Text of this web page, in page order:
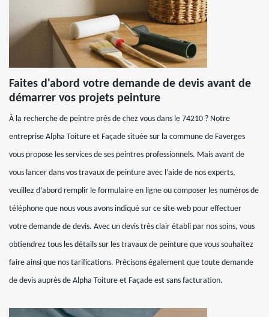
Faites d'abord votre demande de devis avant de
démarrer vos projets peinture
À la recherche de peintre près de chez vous dans le 74210 ? Notre
entreprise Alpha Toiture et Façade située sur la commune de Faverges
vous propose les services de ses peintres professionnels. Mais avant de
vous lancer dans vos travaux de peinture avec l’aide de nos experts,
veuillez d’abord remplir le formulaire en ligne ou composer les numéros de
téléphone que nous vous avons indiqué sur ce site web pour effectuer
votre demande de devis. Avec un devis très clair établi par nos soins, vous
obtiendrez tous les détails sur les travaux de peinture que vous souhaitez
faire ainsi que nos tarifications. Précisons également que toute demande
de devis auprès de Alpha Toiture et Façade est sans facturation.